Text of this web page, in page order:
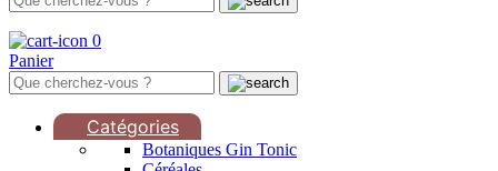
0
Panier
Catégories
Botaniques Gin Tonic